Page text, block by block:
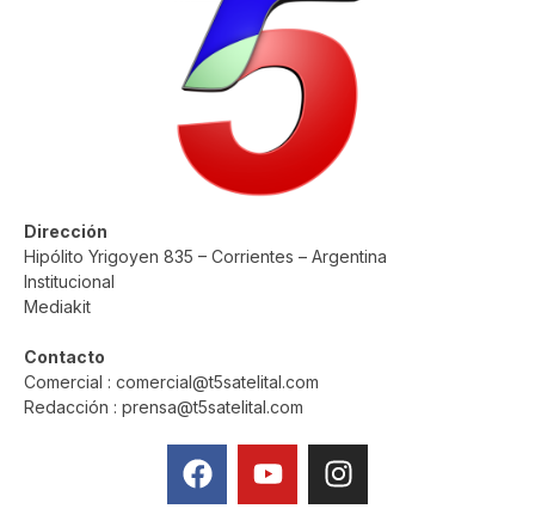
Dirección
Hipólito Yrigoyen 835 – Corrientes – Argentina
Institucional
Mediakit
Contacto
Comercial : comercial@t5satelital.com
Redacción : prensa@t5satelital.com